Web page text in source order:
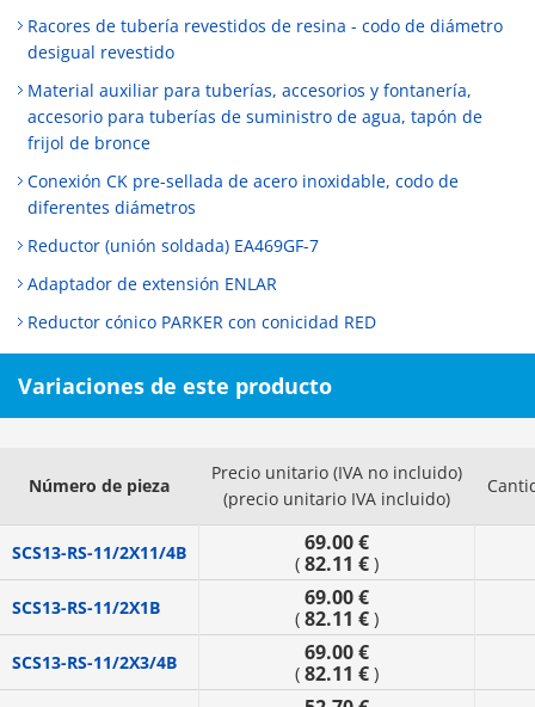
Racores de tubería revestidos de resina - codo de diámetro
desigual revestido
Material auxiliar para tuberías, accesorios y fontanería,
accesorio para tuberías de suministro de agua, tapón de
frijol de bronce
Conexión CK pre-sellada de acero inoxidable, codo de
diferentes diámetros
Reductor (unión soldada) EA469GF-7
Adaptador de extensión ENLAR
Reductor cónico PARKER con conicidad RED
Variaciones de este producto
Número de pieza
Precio unitario (IVA no incluido)
(precio unitario IVA incluido)
SCS13-RS-11/2X11/4B 69.00 €
( 82.11 € )
SCS13-RS-11/2X1B 69.00 €
( 82.11 € )
SCS13-RS-11/2X3/4B 69.00 €
( 82.11 € )